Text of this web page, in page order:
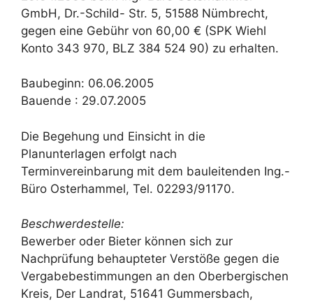
GmbH, Dr.-Schild- Str. 5, 51588 Nümbrecht,
gegen eine Gebühr von 60,00 € (SPK Wiehl
Konto 343 970, BLZ 384 524 90) zu erhalten.
Baubeginn: 06.06.2005
Bauende : 29.07.2005
Die Begehung und Einsicht in die
Planunterlagen erfolgt nach
Terminvereinbarung mit dem bauleitenden Ing.-
Büro Osterhammel, Tel. 02293/91170.
Beschwerdestelle:
Bewerber oder Bieter können sich zur
Nachprüfung behaupteter Verstöße gegen die
Vergabebestimmungen an den Oberbergischen
Kreis, Der Landrat, 51641 Gummersbach,